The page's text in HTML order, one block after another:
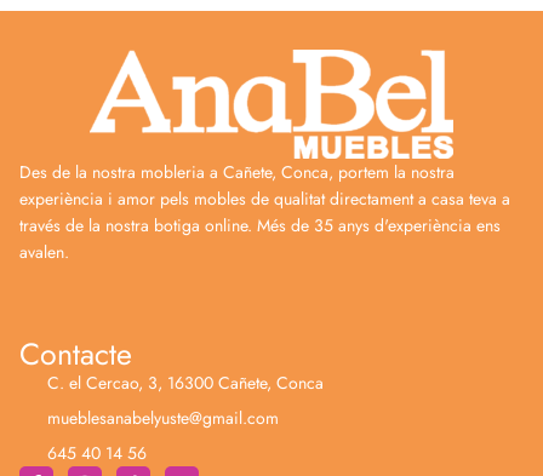
Opinions dels nostres clients
Des de la nostra mobleria a Cañete, Conca, portem la nostra
Contacte
C. el Cercao, 3, 16300 Cañete, Conca